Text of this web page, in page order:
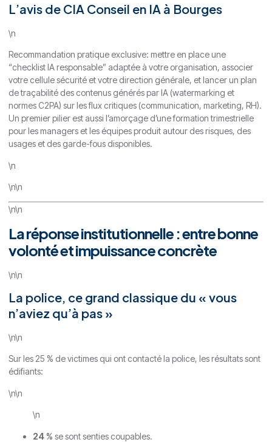
L’avis de CIA Conseil en IA à Bourges
\n
Recommandation pratique exclusive: mettre en place une
“checklist IA responsable” adaptée à votre organisation, associer
votre cellule sécurité et votre direction générale, et lancer un plan
de traçabilité des contenus générés par IA (watermarking et
normes C2PA) sur les flux critiques (communication, marketing, RH).
Un premier pilier est aussi l’amorçage d’une formation trimestrielle
pour les managers et les équipes produit autour des risques, des
usages et des garde-fous disponibles.
\n
\n\n
\n\n
La réponse institutionnelle : entre bonne
volonté et impuissance concrète
\n\n
La police, ce grand classique du « vous
n’aviez qu’à pas »
\n\n
Sur les 25 % de victimes qui ont contacté la police, les résultats sont
édifiants:
\n\n
\n
24 % se sont senties coupables.